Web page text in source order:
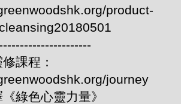
product-
課程：
journey
綠色心靈力量》